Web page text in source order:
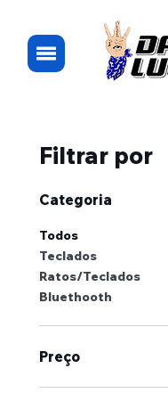
Filtrar por
Categoria
Todos
Teclados
Ratos/Teclados
Bluethooth
Preço